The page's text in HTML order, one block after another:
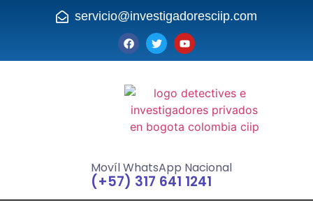
servicio@investigadoresciip.com
Movíl WhatsApp Nacional
(+57) 317 641 1241